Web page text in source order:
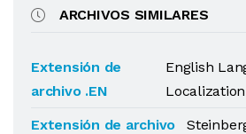
ARCHIVOS SIMILARES
Extensión de
archivo .EN
English
Extensión de archivo